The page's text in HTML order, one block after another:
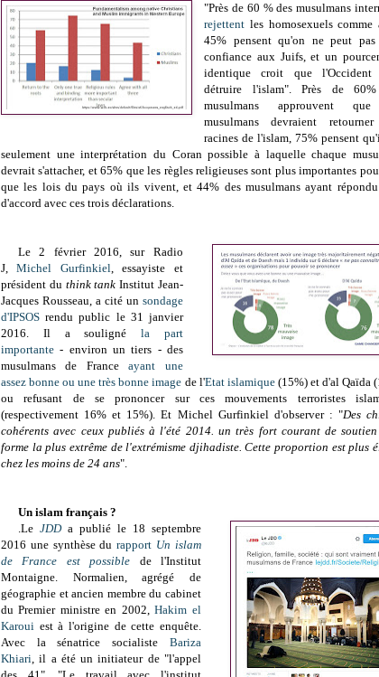
"Près de 60 % des musulmans
rejettent les homosexuels comme
45% pensent qu'on ne peut pas
confiance aux Juifs, et un
identique croit que l'Occident
détruire l'islam". Près de
musulmans approuvent
musulmans devraient
racines de l'islam, 75% pensent
seulement une interprétation du Coran possible à laquelle chaque
devrait s'attacher, et 65% que les règles religieuses sont plus importantes
que les lois du pays où ils vivent, et 44% des musulmans ayant
d'accord avec ces trois déclarations.
Le 2 février 2016, sur Radio
J,Michel Gurfinkiel, essayiste et
président du think tank Institut Jean-
Jacques Rousseau, a cité un sondage
d'IPSOS rendu public le 31 janvier
2016. Il a souligné
la part
importante - environ un tiers - des
musulmans de France
ayant une
assez bonne ou une très bonne image de l'Etat islamique(15%) et d'al Qaïda
ou refusant de se prononcer sur ces mouvements terroristes
(respectivement 16% et 15%). Et Michel Gurfinkiel d'observer : "Des
cohérents avec ceux publiés à l'été 2014. un très fort courant de
forme la plus extrême de l'extrémisme djihadiste. Cette proportion est plus
chez les moins de 24 ans".
Un islam français ?
.Le JDD a publié le 18 septembre
2016 une synthèse durapport Un islam
de France est possible
de l'Institut
Montaigne. Normalien, agrégé de
géographie et ancien membre du cabinet
du Premier ministre en 2002,Hakim el
Karoui est à l'origine de cette enquête.
Avec la sénatrice socialiste Bariza
Khiari, il a été un initiateur de "l'appel